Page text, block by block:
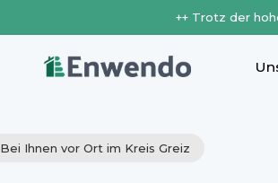
++ Trotz der
Bei Ihnen vor Ort im Kreis Greiz